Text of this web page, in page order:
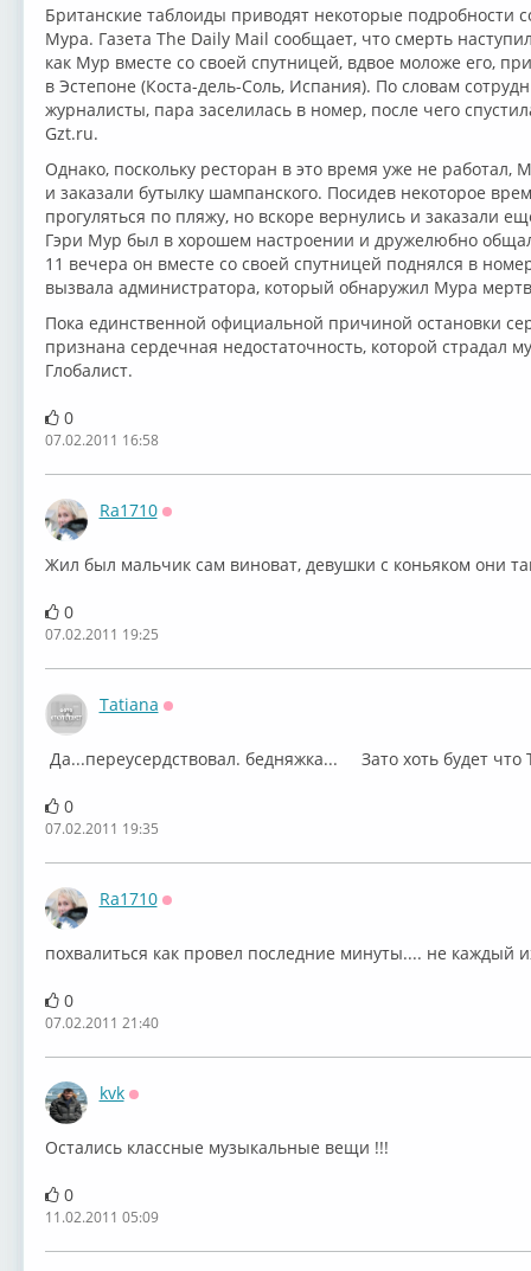
Британские таблоиды приводят некоторые
Мура. Газета The Daily Mail сообщает, что смерть
как Мур вместе со своей спутницей, вдвое моложе его,
в Эстепоне (Коста-дель-Соль, Испания). По словам
журналисты, пара заселилась в номер, после чего
Gzt.ru.
Однако, поскольку ресторан в это время уже не работал,
и заказали бутылку шампанского. Посидев некоторое
прогуляться по пляжу, но вскоре вернулись и заказали
Гэри Мур был в хорошем настроении и дружелюбно
11 вечера он вместе со своей спутницей поднялся в
вызвала администратора, который обнаружил Мура
Пока единственной официальной причиной остановки
признана сердечная недостаточность, которой страдал
Глобалист.
http://news.mail.ru/society/5280227/?
0
07.02.2011 16:58
Ra1710
Жил был мальчик сам виноват, девушки с коньяком они
0
07.02.2011 19:25
Tatiana
Да...переусердствовал. бедняжка...
Зато хоть будет
0
07.02.2011 19:35
Ra1710
похвалиться как провел последние минуты.... не каждый
0
07.02.2011 21:40
kvk
Остались классные музыкальные вещи !!!
0
11.02.2011 05:09